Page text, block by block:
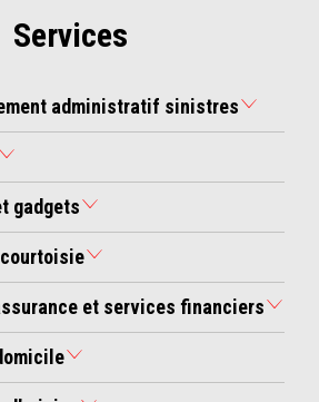
Services
administratif sinistres
gadgets
et services financiers